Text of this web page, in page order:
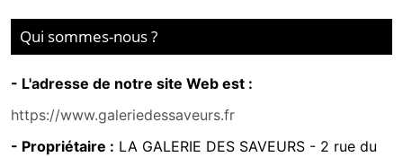
Qui sommes-nous ?
- L'adresse de notre site Web est :
https://www.galeriedessaveurs.fr
- Propriétaire : LA GALERIE DES SAVEURS - 2 rue du